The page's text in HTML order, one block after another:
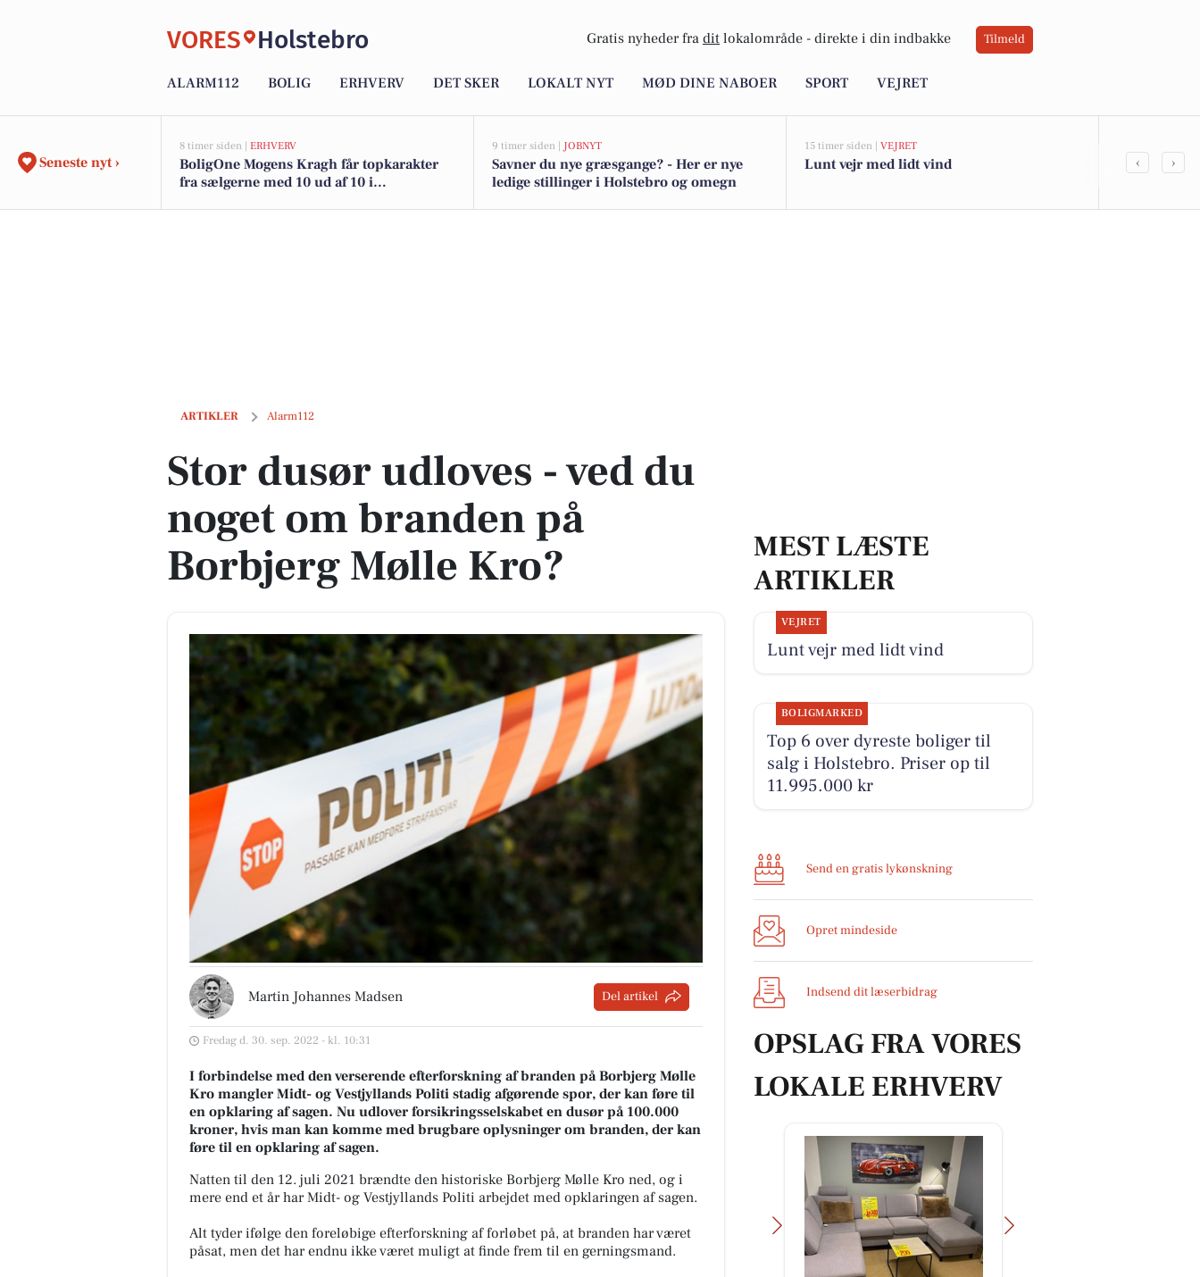
VORES Holstebro Gratis nyheder fra dit lokalområde - direkte i din indbakke Tilmeld
ALARM112 BOLIG ERHVERV DET SKER LOKALT NYT MØD DINE NABOER SPORT VEJRET
Seneste nyt ›
8 timer siden | ERHVERV
BoligOne Mogens Kragh får topkarakter
fra sælgerne med 10 ud af 10 i
9 timer siden | JOBNYT
Savner du nye græsgange? - Her er nye
ledige stillinger i Holstebro og omegn
15 timer siden | VEJRET
Lunt vejr med lidt vind ‹ ›
ARTIKLER Alarm112
Stor dusør udloves - ved du noget om branden på Borbjerg Mølle Kro?
Stor dusør udloves - ved du
noget om branden på
Borbjerg Mølle Kro?
Martin Johannes Madsen Del artikel
Fredag d. 30. sep. 2022 - kl. 10:31
I forbindelse med den verserende efterforskning af branden på Borbjerg Mølle
Kro mangler Midt- og Vestjyllands Politi stadig afgørende spor, der kan føre til
en opklaring af sagen. Nu udlover forsikringsselskabet en dusør på 100.000
kroner, hvis man kan komme med brugbare oplysninger om branden, der kan
føre til en opklaring af sagen.
Natten til den 12. juli 2021 brændte den historiske Borbjerg Mølle Kro ned, og i
mere end et år har Midt- og Vestjyllands Politi arbejdet med opklaringen af sagen.
Alt tyder ifølge den foreløbige efterforskning af forløbet på, at branden har været
påsat, men det har endnu ikke været muligt at finde frem til en gerningsmand.
MEST LÆSTE
ARTIKLER
VEJRET
Lunt vejr med lidt vind
BOLIGMARKED
Top 6 over dyreste boliger til
salg i Holstebro. Priser op til
11.995.000 kr
Send en gratis lykønskning
Opret mindeside
Indsend dit læserbidrag
OPSLAG FRA VORES
LOKALE ERHVERV